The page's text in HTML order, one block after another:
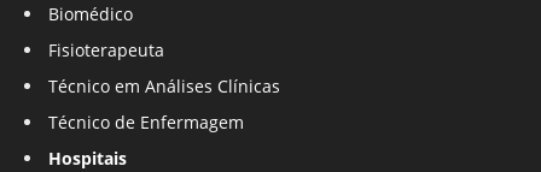
Biomédico
Fisioterapeuta
Técnico em Análises Clínicas
Técnico de Enfermagem
Hospitais